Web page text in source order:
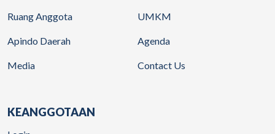
Ruang Anggota
Apindo Daerah
Media
UMKM
Agenda
Contact Us
KEANGGOTAAN